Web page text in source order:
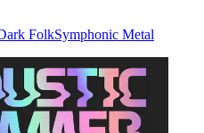
FolkSymphonic Metal